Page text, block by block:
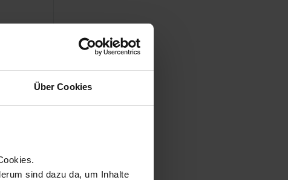
Über Cookies
sind dazu da, um Inhalte